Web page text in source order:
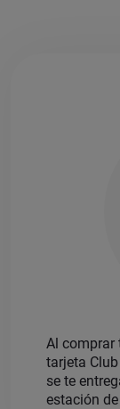
Al comprar
tarjeta
se te
estación